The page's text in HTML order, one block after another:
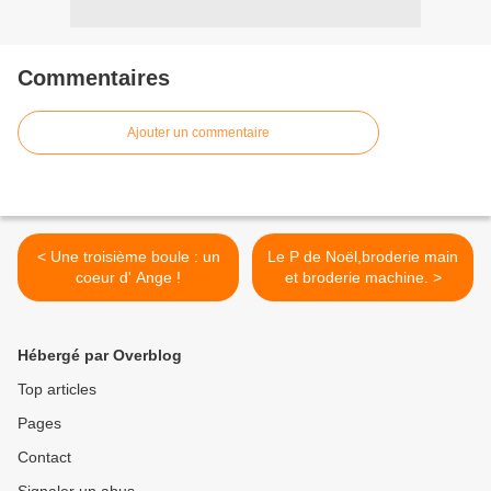
Commentaires
Ajouter un commentaire
< Une troisième boule : un
coeur d' Ange !
Le P de Noël,broderie main
et broderie machine. >
Hébergé par Overblog
Top articles
Pages
Contact